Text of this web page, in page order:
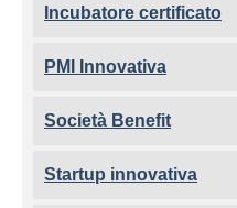
Incubatore certificato
PMI Innovativa
Società Benefit
Startup innovativa